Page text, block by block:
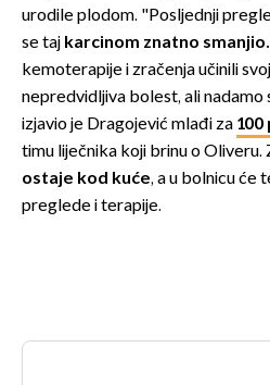
urodile plodom. "Posljednji
se taj karcinom znatno smanjio.
kemoterapije i zračenja učinili
nepredvidljiva bolest, ali nadamo
izjavio je Dragojević mlađi za
timu liječnika koji brinu o Oliveru.
ostaje kod kuće, a u bolnicu će
preglede i terapije.